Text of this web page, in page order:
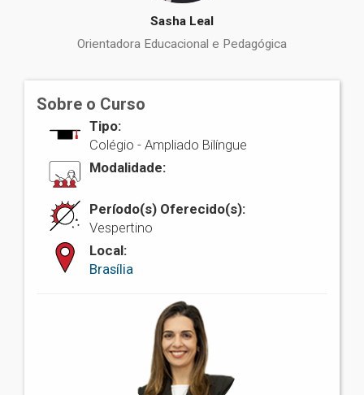
Sasha Leal
Orientadora Educacional e Pedagógica
Sobre o Curso
Tipo:
Colégio - Ampliado Bilíngue
Modalidade:
Período(s) Oferecido(s):
Vespertino
Local:
Brasília